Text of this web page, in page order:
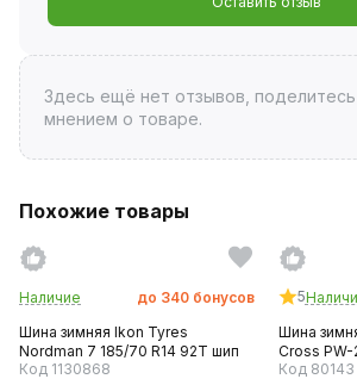
Здесь ещё нет отзывов,
мнением о товаре.
Похожие товары
Наличие до 340 бонусов
Шина зимняя Ikon Tyres
Nordman 7 185/70 R14 92T шип
Код 1130868
5
Шина
Cross PW-
Код 80143